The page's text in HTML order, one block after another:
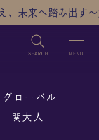
～大阪から社...
検索
グローバル
関大人